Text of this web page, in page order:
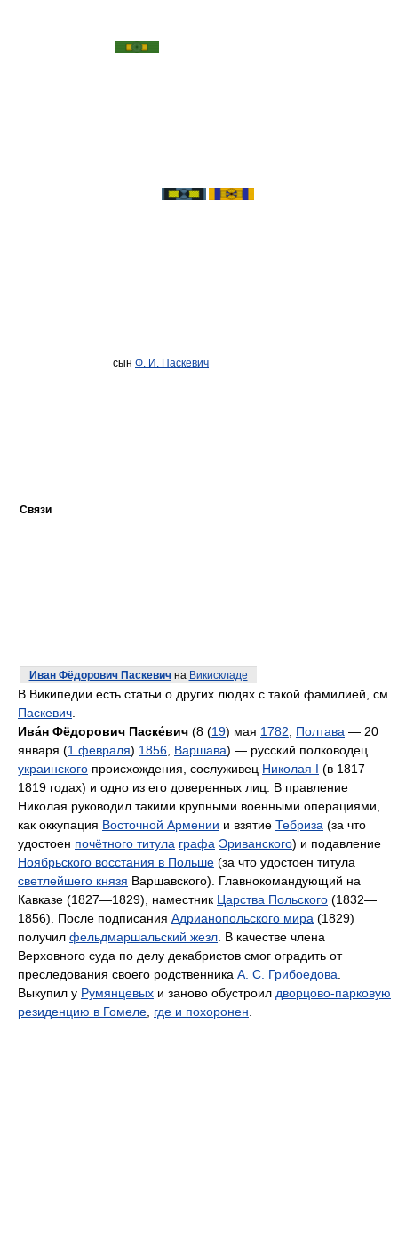
Связи
сын Ф. И. Паскевич
Иван Фёдорович Паскевична Викискладе
В Википедии есть статьи о других людях с такой фамилией, см.
Паскевич
Ива́н Фёдорович Паске́вич (8 (19) мая 1782 Полтава — 20
января (1 февраля) 1856 Варшава) — русский полководец
украинского происхождения, сослуживец Николая I (в 1817—
1819 годах) и одно из его доверенных лиц. В правление
Николая руководил такими крупными военными операциями,
как оккупация Восточной Армении и взятие Тебриза (за что
удостоен почётного титула графа Эриванского) и подавление
Ноябрьского восстания в Польше (за что удостоен титула
светлейшего князя Варшавского). Главнокомандующий на
Кавказе (1827—1829), наместник Царства Польского (1832—
1856). После подписания Адрианопольского мира (1829)
получил фельдмаршальский жезл . В качестве члена
Верховного суда по делу декабристов смог оградить от
преследования своего родственника А. С. Грибоедова
Выкупил у Румянцевых и заново обустроил дворцово-парковую
резиденцию в Гомеле где и похоронен